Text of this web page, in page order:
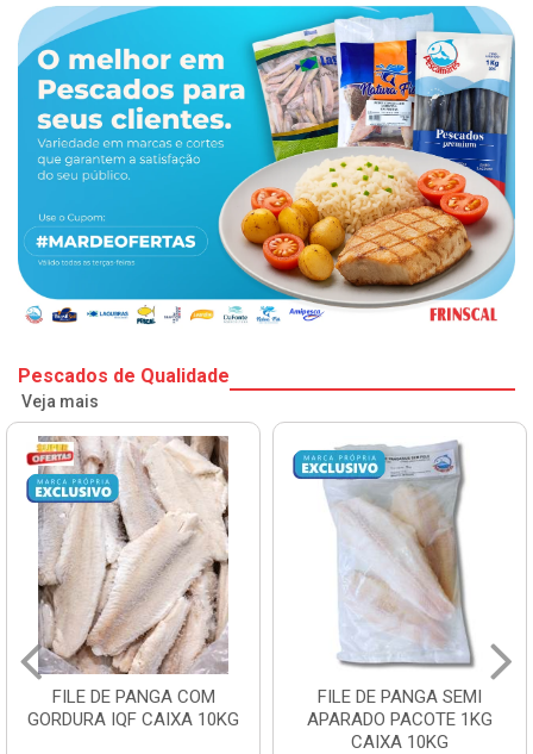
Pescados de Qualidade
Veja mais
FILE DE PANGA SEMI
APARADO PACOTE 1KG
POLACA DESFIADA
PESCAMARES PCT5KG
CX10KG